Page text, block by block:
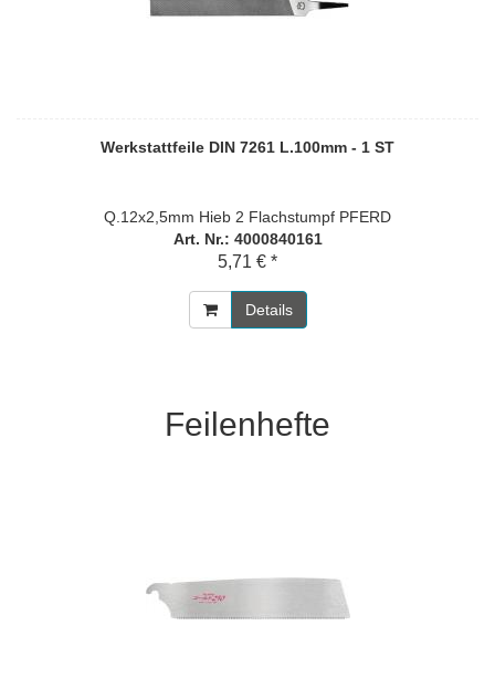
Werkstattfeile DIN 7261 L.100mm - 1 ST
Q.12x2,5mm Hieb 2 Flachstumpf PFERD
Art. Nr.: 4000840161
5,71 € *
Details
Feilenhefte